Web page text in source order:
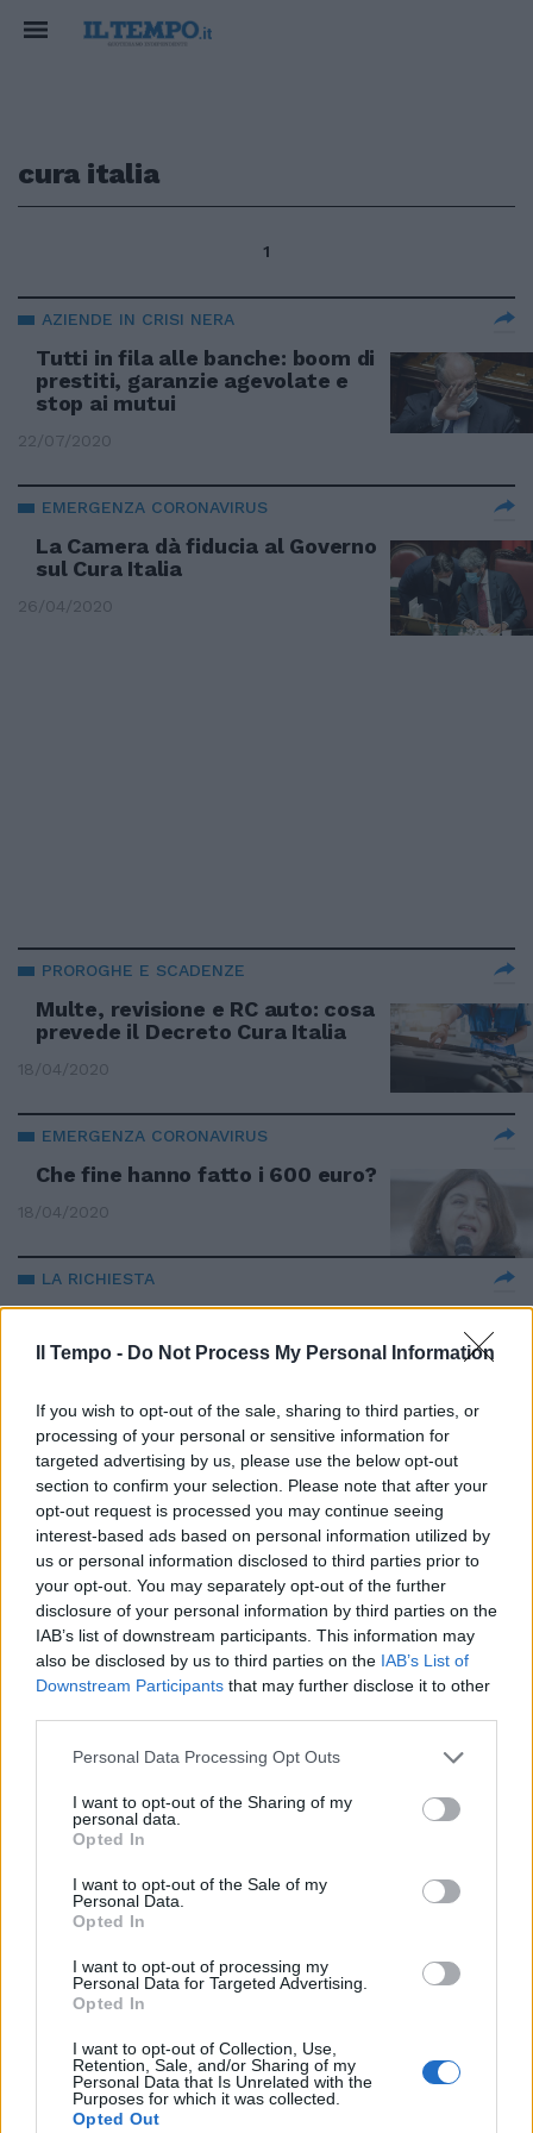
Il Tempo - Do Not Process My Personal Information
If you wish to opt-out of the sale, sharing to third parties, or
processing of your personal or sensitive information for
targeted advertising by us, please use the below opt-out
section to confirm your selection. Please note that after your
opt-out request is processed you may continue seeing
interest-based ads based on personal information utilized by
us or personal information disclosed to third parties prior to
your opt-out. You may separately opt-out of the further
disclosure of your personal information by third parties on the
IAB’s list of downstream participants. This information may
also be disclosed by us to third parties on the IAB’s List of
Downstream Participants that may further disclose it to other
Personal Data Processing Opt Outs
I want to opt-out of the Sharing of my
personal data.
Opted In
I want to opt-out of the Sale of my
Personal Data.
Opted In
I want to opt-out of processing my
Personal Data for Targeted Advertising.
Opted In
I want to opt-out of Collection, Use,
Retention, Sale, and/or Sharing of my
Personal Data that Is Unrelated with the
Purposes for which it was collected.
Opted Out
cura italia
1
AZIENDE IN CRISI NERA
Tutti in fila alle banche: boom di
prestiti, garanzie agevolate e
stop ai mutui
22/07/2020
EMERGENZA CORONAVIRUS
La Camera dà fiducia al Governo
sul Cura Italia
26/04/2020
PROROGHE E SCADENZE
Multe, revisione e RC auto: cosa
prevede il Decreto Cura Italia
18/04/2020
EMERGENZA CORONAVIRUS
Che fine hanno fatto i 600 euro?
18/04/2020
LA RICHIESTA
"Cura Italia, serve chiarezza per
lo sport"
EMERGENZA CORONAVIRUS
Altro che Cura Italia. Così Giorgia
Meloni incalza il governo
12/04/2020
NESSUNA LEVA FINANZIARIA
Le bugie di Conte, i 350 miliardi
sono solo propaganda
Lavoratori, famiglie e imprese:
l'Inps spiega come fare
Scherzetto dell'Inps sul bonus
da 600 euro: chi primo arriva
31/03/2020
L'APPELLO